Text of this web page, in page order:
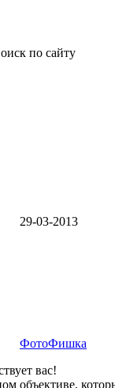
по сайту
29-03-2013
ФотоФишка
вас!
объективе,